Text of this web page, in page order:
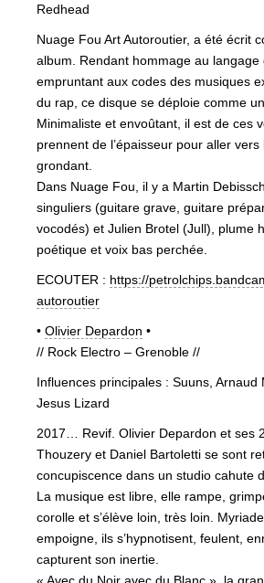
Redhead
Nuage Fou Art Autoroutier, a été écrit
album. Rendant hommage au langage
empruntant aux codes des musiques
du rap, ce disque se déploie comme
Minimaliste et envoûtant, il est de ces
prennent de l’épaisseur pour aller
grondant.
Dans Nuage Fou, il y a Martin
singuliers (guitare grave, guitare
vocodés) et Julien Brotel (Jull), plume
poétique et voix bas perchée.
ECOUTER : https://
autoroutier
• Olivier Depardon •
// Rock Electro – Grenoble //
Influences principales : Suuns, Arnaud
Jesus Lizard
2017… Revif. Olivier Depardon et ses
Thouzery et Daniel Bartoletti se sont
concupiscence dans un studio cahute
La musique est libre, elle rampe,
corolle et s’élève loin, très loin.
empoigne, ils s’hypnotisent, feulent,
capturent son inertie.